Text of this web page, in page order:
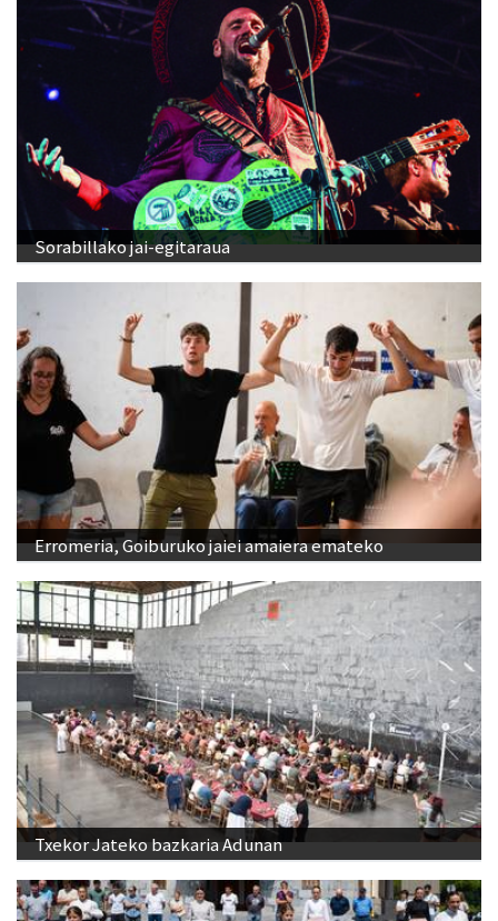
Sorabillako jai-egitaraua
Erromeria, Goiburuko jaiei amaiera emateko
Txekor Jateko bazkaria Adunan